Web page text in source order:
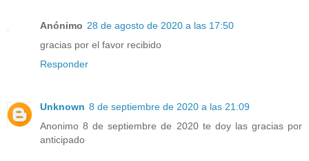
Anónimo 28 de agosto de 2020 a las 17:50
gracias por el favor recibido
Responder
Unknown 8 de septiembre de 2020 a las 21:09
Anonimo 8 de septiembre de 2020 te doy las gracias por
anticipado